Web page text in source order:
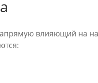
влияющий на